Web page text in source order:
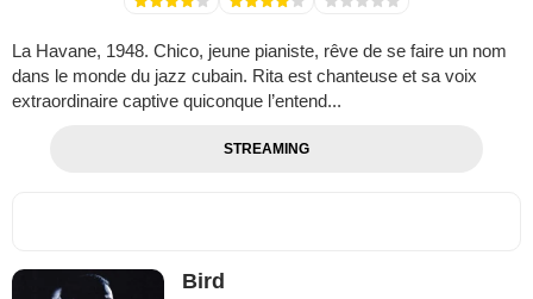
La Havane, 1948. Chico, jeune pianiste, rêve de se faire un nom
dans le monde du jazz cubain. Rita est chanteuse et sa voix
extraordinaire captive quiconque l’entend...
STREAMING
Bird